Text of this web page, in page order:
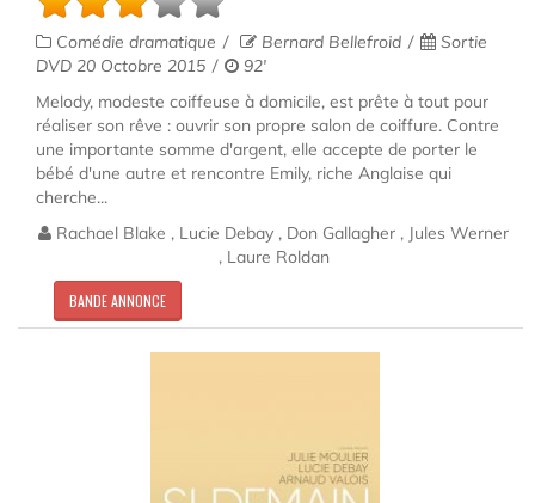
Comédie dramatique Bernard Bellefroid
Sortie
DVD 20 Octobre 2015
92'
Melody, modeste coiffeuse à domicile, est prête à tout pour
réaliser son rêve : ouvrir son propre salon de coiffure. Contre
une importante somme d'argent, elle accepte de porter le
bébé d'une autre et rencontre Emily, riche Anglaise qui
cherche...
Rachael Blake , Lucie Debay , Don Gallagher , Jules Werner
, Laure Roldan
BANDE ANNONCE